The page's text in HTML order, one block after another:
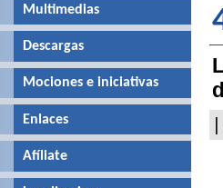
Multimedias
Descargas
Mociones e iniciativas
Enlaces
Afíliate